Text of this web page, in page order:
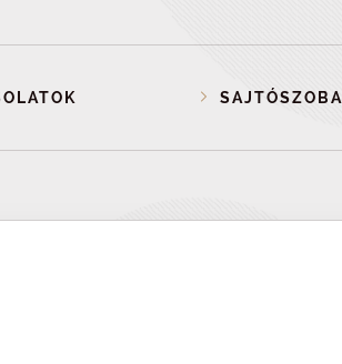
SAJTÓSZOBA